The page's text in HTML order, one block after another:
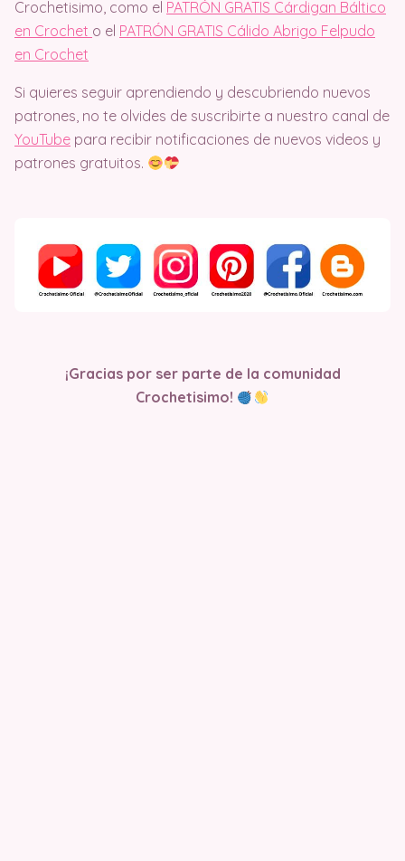
Crochetisimo, como el PATRÓN GRATIS Cárdigan Báltico
en Crochet o el PATRÓN GRATIS Cálido Abrigo Felpudo
en Crochet
Si quieres seguir aprendiendo y descubriendo nuevos
patrones, no te olvides de suscribirte a nuestro canal de
YouTube para recibir notificaciones de nuevos videos y
patrones gratuitos.
¡Gracias por ser parte de la comunidad
Crochetisimo!